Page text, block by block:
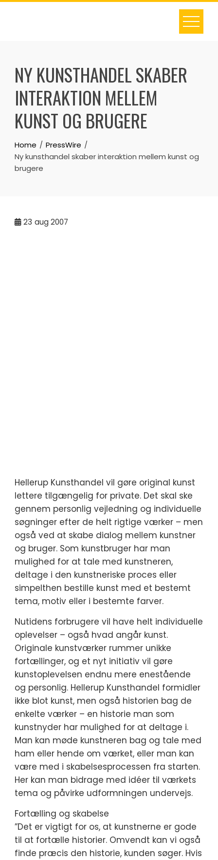
Skip
NY KUNSTHANDEL SKABER
INTERAKTION MELLEM
KUNST OG BRUGERE
Home
PressWire
Ny kunsthandel skaber interaktion mellem kunst og
brugere
23 aug 2007
Hellerup Kunsthandel vil gøre original kunst
lettere tilgængelig for private. Det skal ske
gennem personlig vejledning og individuelle
søgninger efter de helt rigtige værker – men
også ved at skabe dialog mellem kunstner
og bruger. Som kunstbruger har man
mulighed for at tale med kunstneren,
deltage i den kunstneriske proces eller
simpelthen bestille kunst med et bestemt
tema, motiv eller i bestemte farver.
Nutidens forbrugere vil have helt individuelle
oplevelser – også hvad angår kunst.
Originale kunstværker rummer unikke
fortællinger, og et nyt initiativ vil gøre
kunstoplevelsen endnu mere enestående
og personlig. Hellerup Kunsthandel formidler
ikke blot kunst, men også historien bag de
enkelte værker – en historie man som
kunstnyder har mulighed for at deltage i.
Man kan møde kunstneren bag og tale med
ham eller hende om værket, eller man kan
være med i skabelsesprocessen fra starten.
Her kan man bidrage med idéer til værkets
tema og påvirke udformningen undervejs.
Fortælling og skabelse
”Det er vigtigt for os, at kunstnerne er gode
til at fortælle historier. Omvendt kan vi også
finde præcis den historie, kunden søger. Hvis